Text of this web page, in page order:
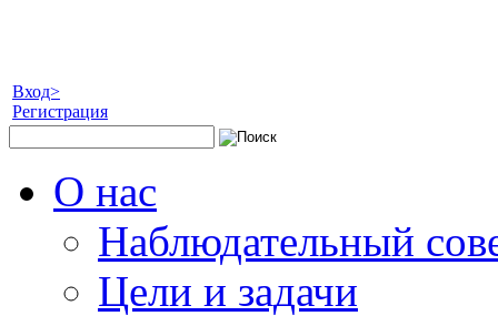
Вход>
Регистрация
О нас
Наблюдательный
Цели и задачи